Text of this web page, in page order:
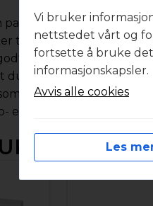
passer til
til ditt
egnet når du ønsker
du velger filtersett med
sikrer lavest mulig
eller plastramme.
Vi bruker
nettstedet vårt og
fortsette å bruke
informasjonskapsler.
Avvis alle cookies
Les